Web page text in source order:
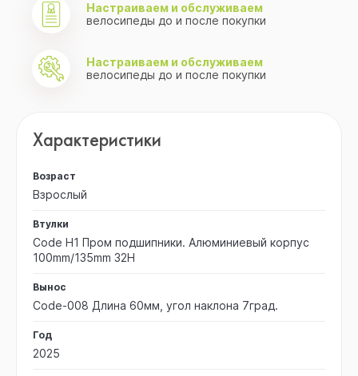
Настраиваем и обслуживаем
велосипеды до и после покупки
Настраиваем и обслуживаем
велосипеды до и после покупки
Характеристики
Возраст
Взрослый
Втулки
Code H1 Пром подшипники. Алюминиевый корпус
100mm/135mm 32H
Вынос
Code-008 Длина 60мм, угол наклона 7град.
Год
2025